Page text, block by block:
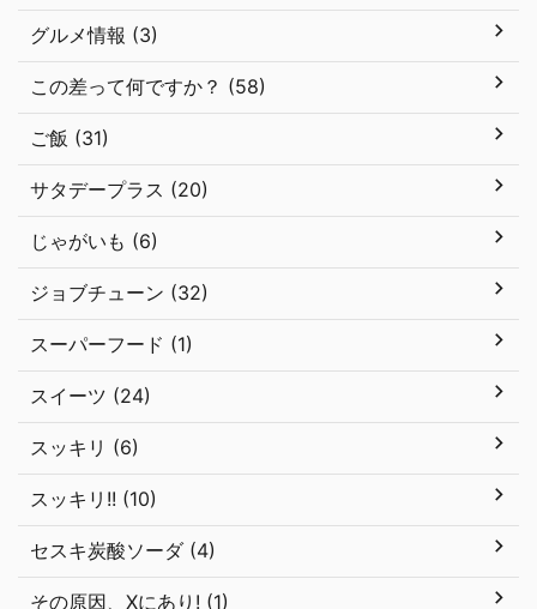
グルメ情報 (3)
この差って何ですか？ (58)
ご飯 (31)
サタデープラス (20)
じゃがいも (6)
ジョブチューン (32)
スーパーフード (1)
スイーツ (24)
スッキリ (6)
スッキリ!! (10)
セスキ炭酸ソーダ (4)
その原因、Xにあり! (1)